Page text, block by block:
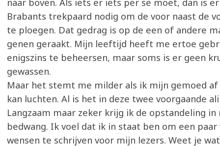
naar boven. Als iets er iets per se moet, dan is
Brabants trekpaard nodig om de voor naast de
te ploegen. Dat gedrag is op de een of andere
genen geraakt. Mijn leeftijd heeft me ertoe
enigszins te beheersen, maar soms is er geen
gewassen.
Maar het stemt me milder als ik mijn gemoed
kan luchten. Al is het in deze twee voorgaande
Langzaam maar zeker krijg ik de opstandeling
bedwang. Ik voel dat ik in staat ben om een
wensen te schrijven voor mijn lezers. Weet je